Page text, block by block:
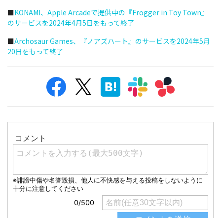
■KONAMI、Apple Arcadeで提供中の『Frogger in Toy Town』
のサービスを2024年4月5日をもって終了
■Archosaur Games、『ノアズハート』のサービスを2024年5月
20日をもって終了